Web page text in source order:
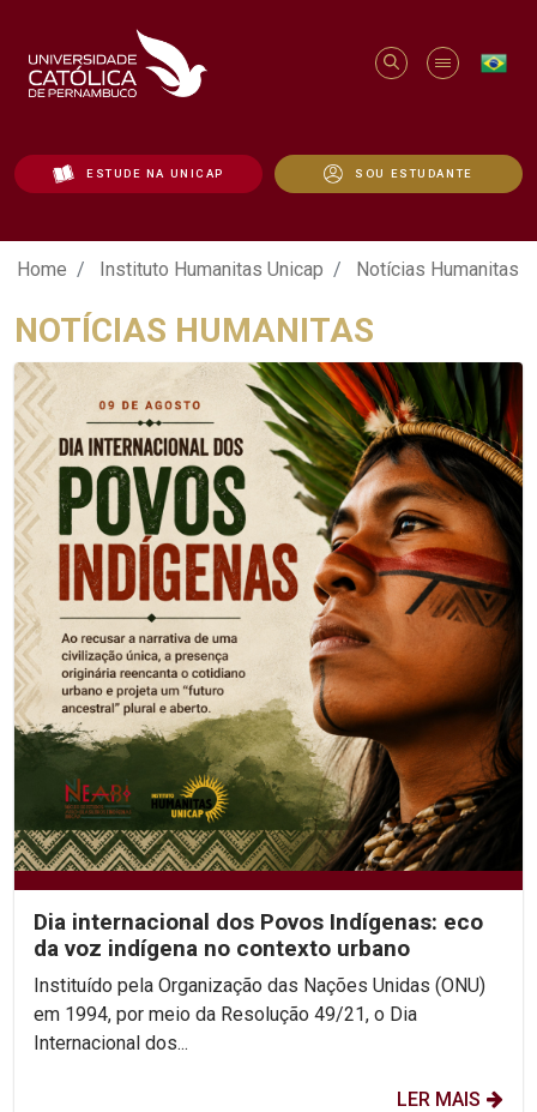
ESTUDE NA UNICAP SOU ESTUDANTE
Notícias Humanitas - Unicap
Home Instituto Humanitas Unicap Notícias Humanitas
NOTÍCIAS HUMANITAS
Dia internacional dos Povos Indígenas: eco
da voz indígena no contexto urbano
Instituído pela Organização das Nações Unidas (ONU)
em 1994, por meio da Resolução 49/21, o Dia
Internacional dos...
LER MAIS